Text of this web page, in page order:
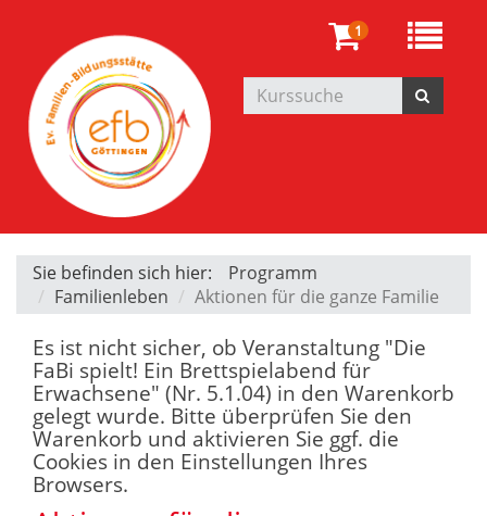
1
Sie befinden sich hier:
Programm
Familienleben
Aktionen für die ganze Familie
Es ist nicht sicher, ob Veranstaltung "Die
FaBi spielt! Ein Brettspielabend für
Erwachsene" (Nr. 5.1.04) in den Warenkorb
gelegt wurde. Bitte überprüfen Sie den
Warenkorb und aktivieren Sie ggf. die
Cookies in den Einstellungen Ihres
Browsers.